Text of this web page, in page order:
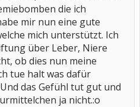
die ich
mir nun eine gute
mich unterstützt. Ich
über Leber, Niere
ob dies nun meine
tue halt was dafür
das Gefühl tut gut und
ja nicht.:o